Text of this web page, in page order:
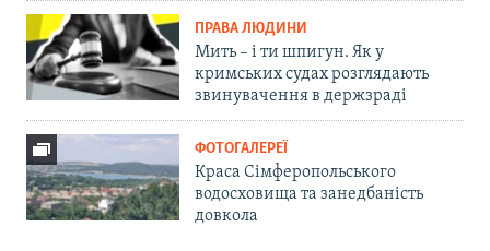
ПРАВА ЛЮДИНИ
Мить – і ти шпигун. Як у
кримських судах розглядають
звинувачення в держзраді
ФОТОГАЛЕРЕЇ
Краса Сімферопольського
водосховища та занедбаність
довкола